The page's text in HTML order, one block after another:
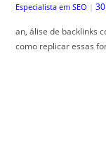
Especialista em SEO |
an, álise de backlinks
como replicar essas